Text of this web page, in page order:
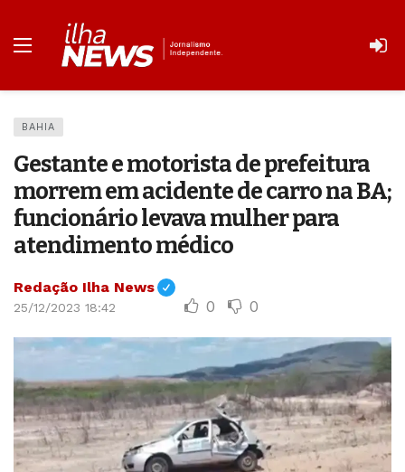
BAHIA
Gestante e motorista de prefeitura
morrem em acidente de carro na BA;
funcionário levava mulher para
atendimento médico
Redação Ilha News
25/12/2023 18:42 0 0